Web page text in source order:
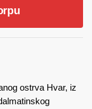
ostrva Hvar, iz